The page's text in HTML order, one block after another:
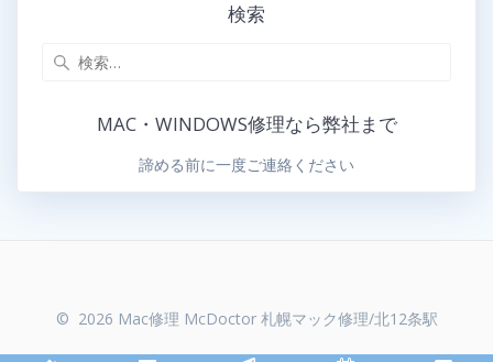
検索
MAC・WINDOWS修理なら弊社まで
諦める前に一度ご連絡ください
© 2026 Mac修理 McDoctor 札幌マック修理/北12条駅